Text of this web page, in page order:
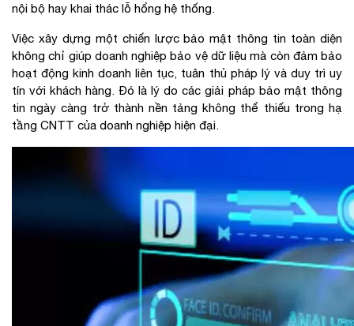
nội bộ hay khai thác lỗ hổng hệ thống.
Việc xây dựng một chiến lược bảo mật thông tin toàn diện
không chỉ giúp doanh nghiệp bảo vệ dữ liệu mà còn đảm bảo
hoạt động kinh doanh liên tục, tuân thủ pháp lý và duy trì uy
tín với khách hàng. Đó là lý do các giải pháp bảo mật thông
tin ngày càng trở thành nền tảng không thể thiếu trong hạ
tầng CNTT của doanh nghiệp hiện đại.